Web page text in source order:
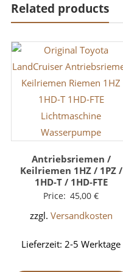
Related products
Antriebsriemen /
Keilriemen 1HZ / 1PZ /
1HD-T / 1HD-FTE
Price: 45,00€
zzgl. Versandkosten
Lieferzeit:2-5 Werktage